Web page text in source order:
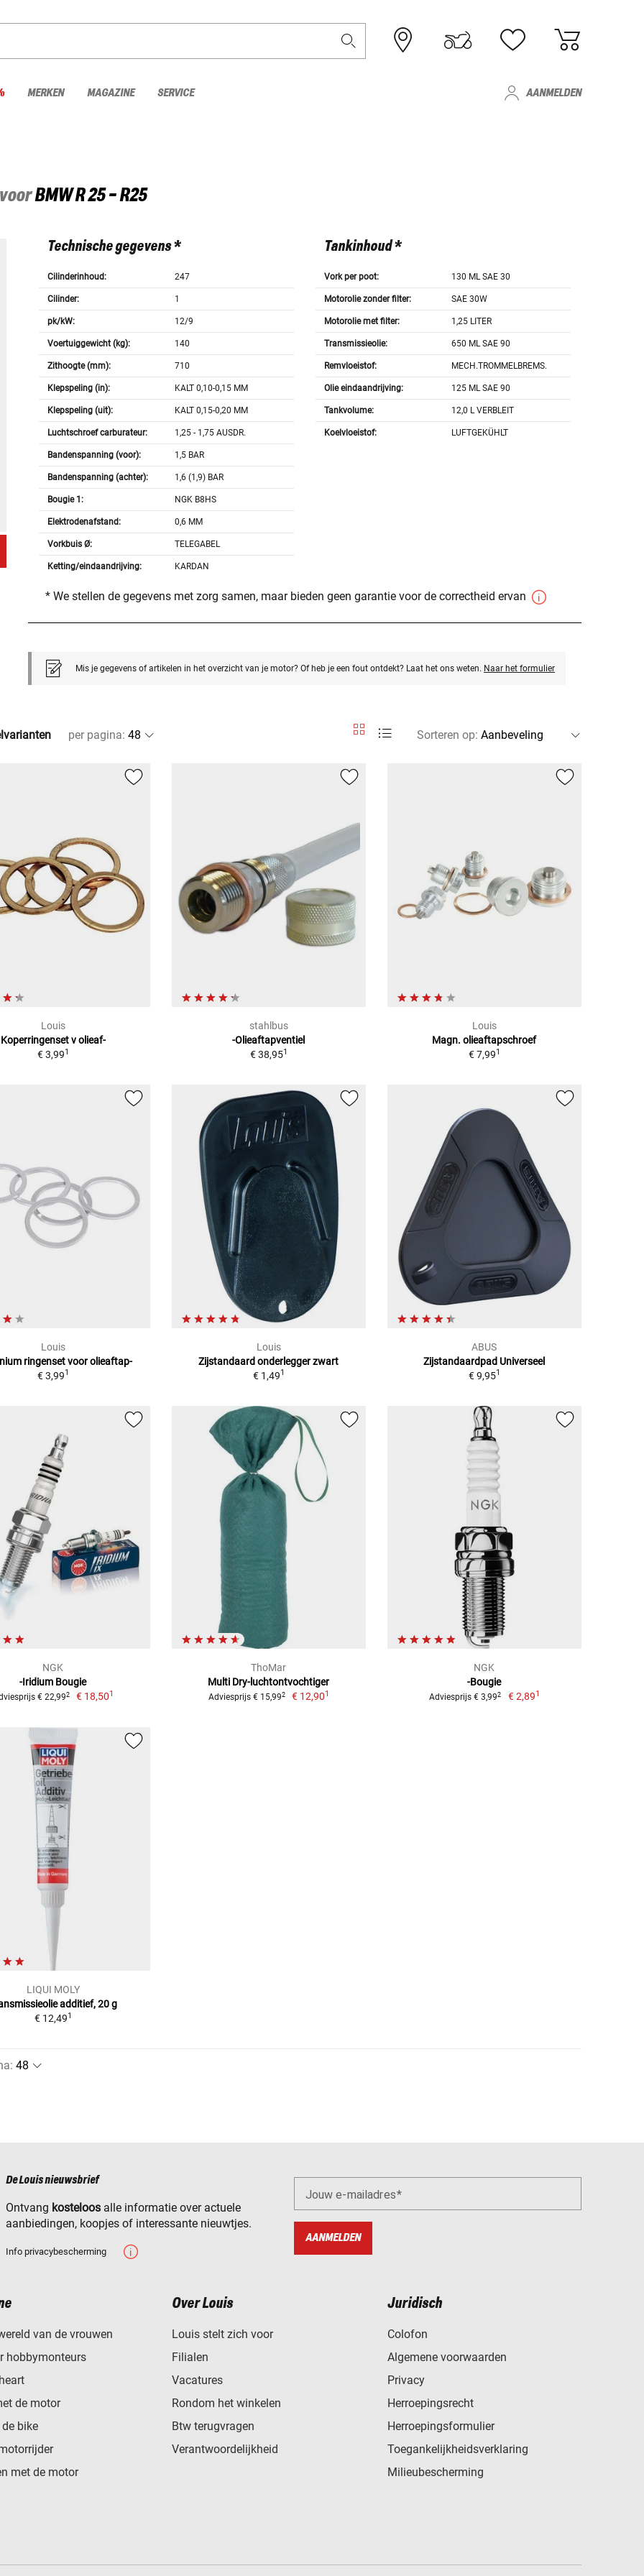
MERKEN MAGAZINE SERVICE AANMELDEN
BMWR 25 - R25
Technische gegevens *
Cilinderinhoud: 247
Cilinder: 1
pk/kW: 12/9
Voertuiggewicht (kg): 140
Zithoogte (mm): 710
Klepspeling (in): KALT 0,10-0,15 MM
Klepspeling (uit): KALT 0,15-0,20 MM
Luchtschroef carburateur: 1,25 - 1,75 AUSDR.
Bandenspanning (voor): 1,5 BAR
Bandenspanning (achter): 1,6 (1,9) BAR
Bougie 1: NGK B8HS
Elektrodenafstand: 0,6 MM
Vorkbuis Ø: TELEGABEL
Ketting/eindaandrijving: KARDAN
Tankinhoud *
Vork per poot: 130 ML SAE 30
Motorolie zonder filter: SAE 30W
Motorolie met filter: 1,25 LITER
Transmissieolie: 650 ML SAE 90
Remvloeistof: MECH.TROMMELBREMS.
Olie eindaandrijving: 125 ML SAE 90
Tankvolume: 12,0 L VERBLEIT
Koelvloeistof: LUFTGEKÜHLT
* We stellen de gegevens met zorg samen, maar bieden geen garantie voor de correctheid ervan
Mis je gegevens of artikelen in het overzicht van je motor? Of heb je een fout ontdekt? Laat het ons weten. Naar het formulier
per pagina: Sorteren op:
Louis
Koperringenset v olieaf-
€ 3,991
stahlbus
-Olieaftapventiel
€ 38,951
Louis
Magn. olieaftapschroef
€ 7,991
Louis
ringenset voor olieaftap-
€ 3,991
Louis
Zijstandaard onderlegger zwart
€ 1,491
ABUS
Zijstandaardpad Universeel
€ 9,951
NGK
-Iridium Bougie
€ 22,992 € 18,501
ThoMar
Multi Dry-luchtontvochtiger
Adviesprijs € 15,992 € 12,901
NGK
-Bougie
Adviesprijs € 3,992 € 2,891
LIQUI MOLY
additief, 20 g
€ 12,491
:
De Louis nieuwsbrief
Ontvang kosteloos alle informatie over actuele
aanbiedingen, koopjes of interessante nieuwtjes.
Info privacybescherming
Jouw e-mailadres
AANMELDEN
van de vrouwen
hobbymonteurs
de motor
bike
met de motor
Over Louis
Louis stelt zich voor
Filialen
Vacatures
Rondom het winkelen
Btw terugvragen
Verantwoordelijkheid
Juridisch
Colofon
Algemene voorwaarden
Privacy
Herroepingsrecht
Herroepingsformulier
Toegankelijkheidsverklaring
Milieubescherming